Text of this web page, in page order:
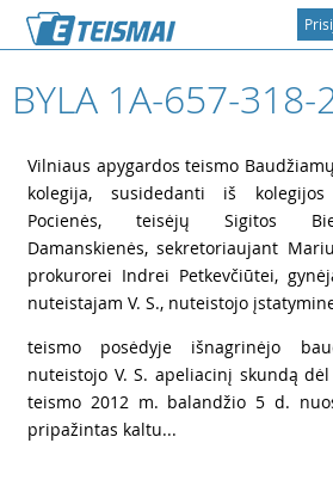
BYLA 1A-657-318-
Vilniaus apygardos teismo
kolegija, susidedanti iš
Pocienės, teisėjų Sigitos
Damanskienės, sekretoriaujant
prokurorei Indrei Petkevčiūtei,
nuteistajam V. S., nuteistojo
teismo posėdyje išnagrinėjo
nuteistojo V. S. apeliacinį skundą
teismo 2012 m. balandžio 5 d.
pripažintas kaltu...